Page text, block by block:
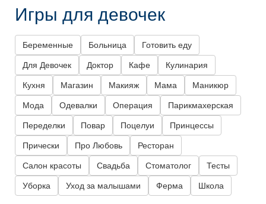
Игры для девочек
Беременные Больница Готовить еду
Для Девочек Доктор Кафе Кулинария
Кухня Магазин Макияж Мама Маникюр
Мода Одевалки Операция Парикмахерская
Переделки Повар Поцелуи Принцессы
Прически Про Любовь Ресторан
Салон красоты Свадьба Стоматолог Тесты
Уборка Уход за малышами Ферма Школа